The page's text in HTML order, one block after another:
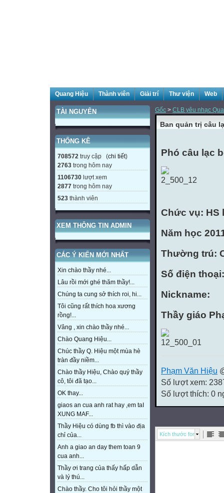
Quang Hiệu Thành viên Giải trí Thư viện Web
TÀI NGUYÊN
THỐNG KÊ
708572 truy cập (chi tiết)
2763 trong hôm nay
1106730 lượt xem
2877 trong hôm nay
523 thành viên
XEM THÔNG TIN ADMIN
CÁC Ý KIẾN MỚI NHẤT
Xin chào thầy nhé...
Lâu rồi mới ghé thăm thầy!...
Chúng ta cung sở thích roi, hi...
Tôi cũng rất thích hoa xương
rồng!...
Vâng , xin chào thầy nhé...
Chào Quang Hiệu...
Chúc thầy Q. Hiệu một mùa hè
tràn đầy niềm...
Chào thầy Hiệu, Chào quý thầy
cô, tôi đã tạo...
OK thay...
giaos an cua anh rat hay ,em taI
XUNG MAF...
Thầy Hiệu có dùng fb thì vào địa
chỉ của...
Anh a giao an day them toan 9
cua anh...
Thầy ơi trang của thấy hấp dẫn
và lý thú...
Chào thầy. Cho tôi hỏi thầy một
Gốc > CLB yêu nhạc
Ban quản trị câu
Phó câu lạc
Chức vụ: HS
Năm học
Thường trú:
Số điện thoại:
Nickname:
Thầy giáo
Phạm Văn Hiệu
Số lượt xem:
Số lượt thích: 0
Kích thước font